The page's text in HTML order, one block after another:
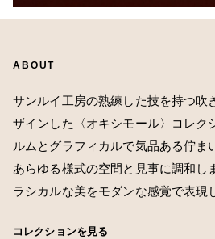
ABOUT
サンルイ工房の熟練した技を持つ吹
ザインした〈オキシモール〉コレク
ルムとグラフィカルで気品ある佇ま
あらゆる様式の空間と見事に調和し
ラシカルな美をモダンな感覚で表現
コレクションを見る